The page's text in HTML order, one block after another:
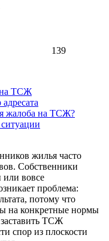
139
на ТСЖ
жалоба на ТСЖ?
жилья часто
Собственники
вовсе
проблема:
потому что
на конкретные нормы
ТСЖ
спор из плоскости